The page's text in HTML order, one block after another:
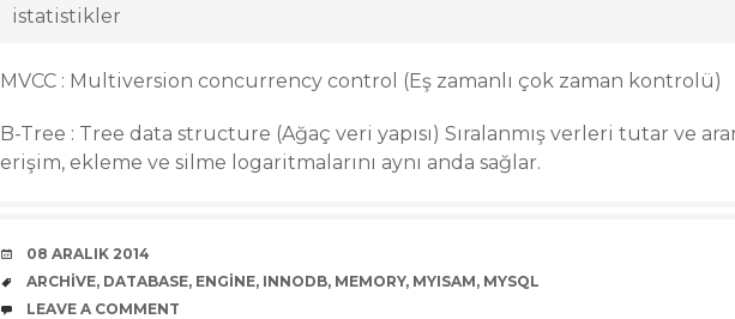
istatistikler
MVCC : Multiversion concurrency control (Eş zamanlı çok zaman kontrolü)
B-Tree : Tree data structure (Ağaç veri yapısı) Sıralanmış verleri tutar ve
erişim, ekleme ve silme logaritmalarını aynı anda sağlar.
DATE
08 ARALIK 2014
TAGS
ARCHIVE, DATABASE, ENGINE, INNODB, MEMORY, MYISAM, MYSQL
COMMENTS
LEAVE A COMMENT